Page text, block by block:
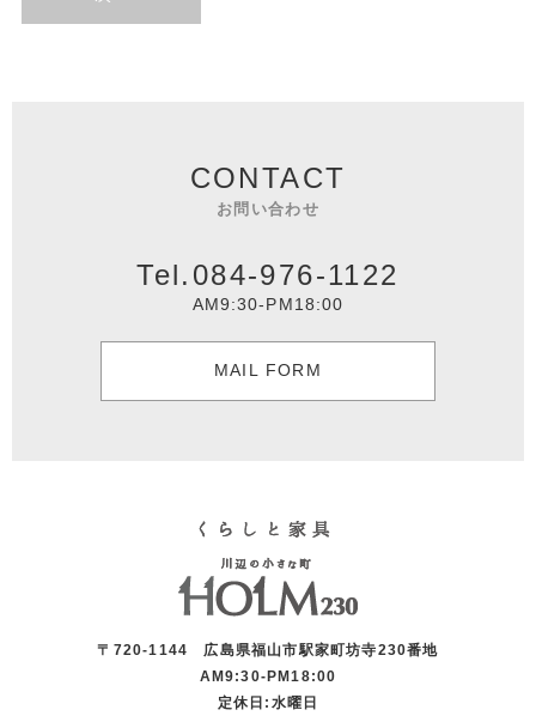
CONTACT
お問い合わせ
Tel.084-976-1122
AM9:30-PM18:00
MAIL FORM
〒720-1144 広島県福山市駅家町坊寺230番地
AM9:30-PM18:00
定休日:水曜日